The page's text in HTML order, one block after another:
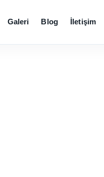
Galeri Blog İletişim